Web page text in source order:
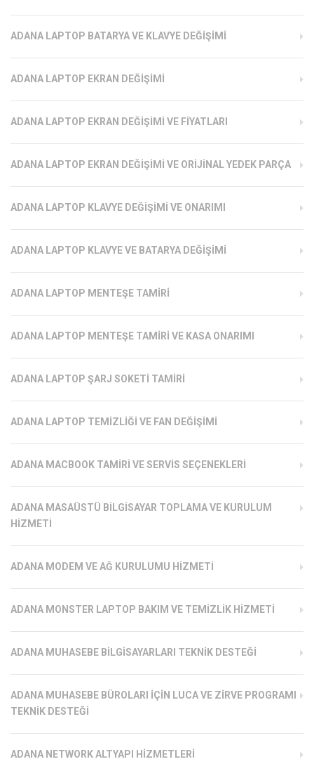
ADANA LAPTOP BATARYA VE KLAVYE DEĞIŞIMI
ADANA LAPTOP EKRAN DEĞIŞIMI
ADANA LAPTOP EKRAN DEĞIŞIMI VE FIYATLARI
ADANA LAPTOP EKRAN DEĞIŞIMI VE ORIJINAL YEDEK PARÇA
ADANA LAPTOP KLAVYE DEĞIŞIMI VE ONARIMI
ADANA LAPTOP KLAVYE VE BATARYA DEĞIŞIMI
ADANA LAPTOP MENTEŞE TAMIRI
ADANA LAPTOP MENTEŞE TAMIRI VE KASA ONARIMI
ADANA LAPTOP ŞARJ SOKETI TAMIRI
ADANA LAPTOP TEMIZLIĞI VE FAN DEĞIŞIMI
ADANA MACBOOK TAMIRI VE SERVIS SEÇENEKLERI
ADANA MASAÜSTÜ BILGISAYAR TOPLAMA VE KURULUM
HIZMETI
ADANA MODEM VE AĞ KURULUMU HIZMETI
ADANA MONSTER LAPTOP BAKIM VE TEMIZLIK HIZMETI
ADANA MUHASEBE BILGISAYARLARI TEKNIK DESTEĞI
ADANA MUHASEBE BÜROLARI İÇIN LUCA VE ZIRVE PROGRAMI
TEKNIK DESTEĞI
ADANA NETWORK ALTYAPI HIZMETLERI